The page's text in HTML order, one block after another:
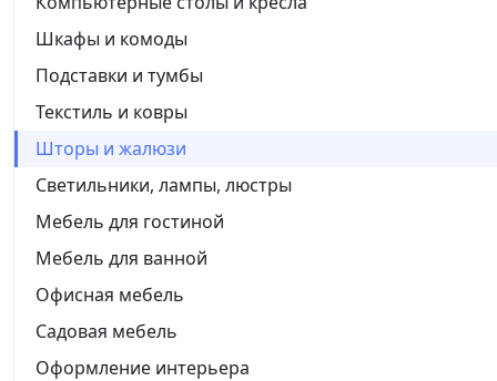
Шкафы и комоды
Подставки и тумбы
Текстиль и ковры
Шторы и жалюзи
Светильники, лампы, люстры
Мебель для гостиной
Мебель для ванной
Офисная мебель
Садовая мебель
Оформление интерьера